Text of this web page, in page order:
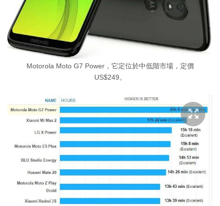
Motorola Moto G7 Power，它定位於中低階市場，定價
US$249。